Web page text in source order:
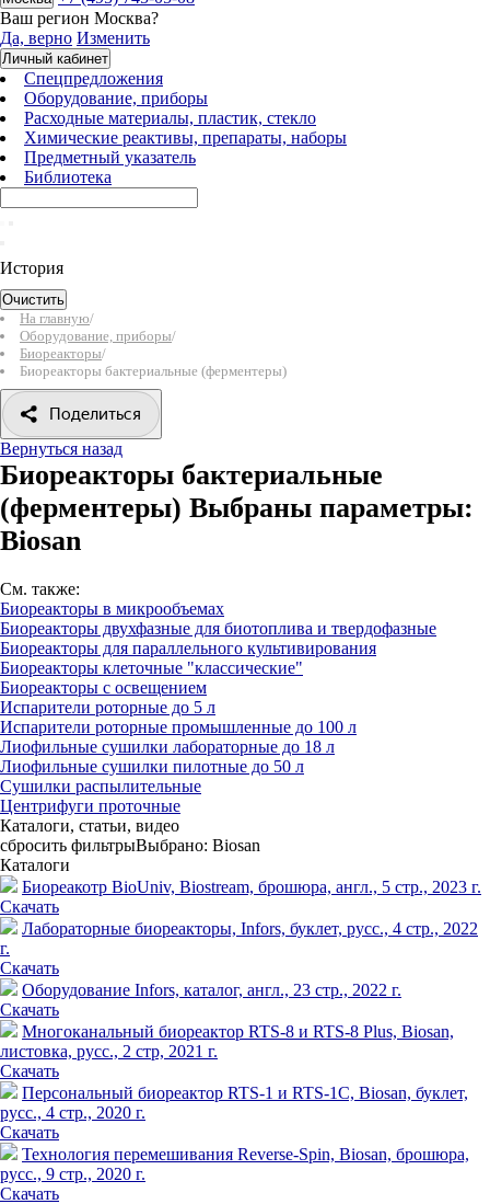
Ваш регион Москва?
Да, верно Изменить
Личный кабинет
Спецпредложения
Оборудование, приборы
Расходные материалы, пластик, стекло
Химические реактивы, препараты, наборы
Предметный указатель
Библиотека
История
Очистить
На главную/
Оборудование, приборы/
Биореакторы/
Биореакторы бактериальные (ферментеры)
Поделиться
Вернуться назад
Биореакторы бактериальные
(ферментеры) Выбраны параметры:
Biosan
См. также:
Биореакторы в микрообъемах
Биореакторы двухфазные для биотоплива и твердофазные
Биореакторы для параллельного культивирования
Биореакторы клеточные "классические"
Биореакторы с освещением
Испарители роторные до 5 л
Испарители роторные промышленные до 100 л
Лиофильные сушилки лабораторные до 18 л
Лиофильные сушилки пилотные до 50 л
Сушилки распылительные
Центрифуги проточные
Каталоги, статьи, видео
сбросить фильтрыВыбрано: Biosan
Каталоги
Биореакотр BioUniv, Biostream, брошюра, англ., 5 стр., 2023 г.
Скачать
Лабораторные биореакторы, Infors, буклет, русс., 4 стр., 2022
г.
Скачать
Оборудование Infors, каталог, англ., 23 стр., 2022 г.
Скачать
Многоканальный биореактор RTS-8 и RTS-8 Plus, Biosan,
листовка, русс., 2 стр, 2021 г.
Скачать
Персональный биореактор RTS-1 и RTS-1C, Biosan, буклет,
русс., 4 стр., 2020 г.
Скачать
Технология перемешивания Reverse-Spin, Biosan, брошюра,
русс., 9 стр., 2020 г.
Скачать